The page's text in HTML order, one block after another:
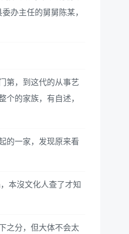
办主任的舅舅陈某，
第，到这代的从事艺
个的家族，有自述，
的一家，发现原来看
本沒文化人查了才知
之分，但大体不会太